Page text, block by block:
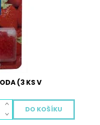
(3 KS V